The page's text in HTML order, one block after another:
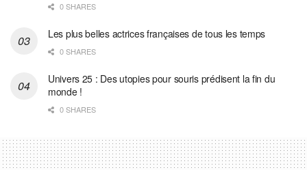
0 SHARES
Les plus belles actrices françaises de tous les temps
0 SHARES
Univers 25 : Des utopies pour souris prédisent la fin du
monde !
0 SHARES